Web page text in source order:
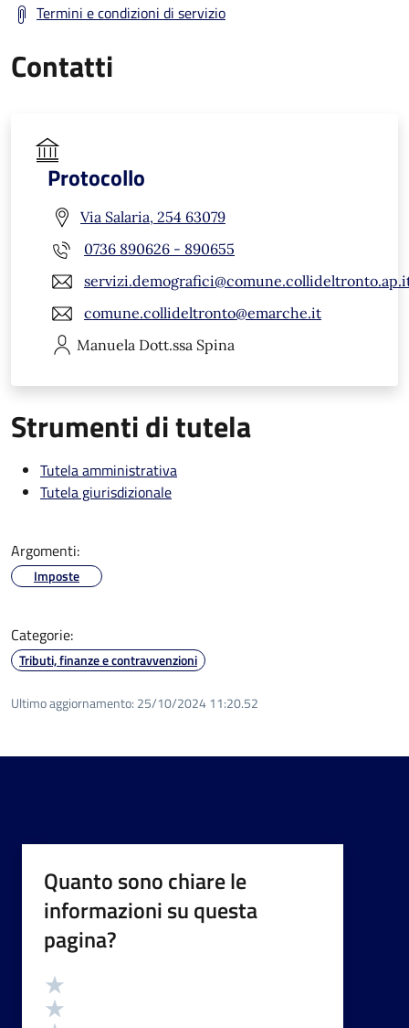
Termini e condizioni di servizio
Contatti
Protocollo
Via Salaria, 254 63079
0736 890626 - 890655
comune.collideltronto@emarche.it
Manuela Dott.ssa Spina
Strumenti di tutela
Tutela amministrativa
Tutela giurisdizionale
Argomenti:
Imposte
Categorie:
Tributi, finanze e contravvenzioni
Ultimo aggiornamento: 25/10/2024 11:20.52
Quanto sono chiare le
informazioni su questa
pagina?
Valutazione